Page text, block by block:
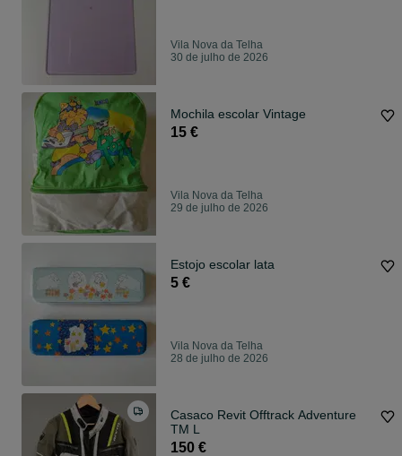
Vila Nova da Telha
30 de julho de 2026
Mochila escolar Vintage
15 €
Vila Nova da Telha
29 de julho de 2026
Estojo escolar lata
5 €
Vila Nova da Telha
28 de julho de 2026
Casaco Revit Offtrack Adventure
TM L
150 €